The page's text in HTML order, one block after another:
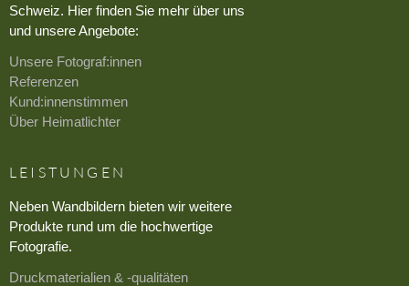
Schweiz. Hier finden Sie mehr über uns
und unsere Angebote:
Unsere Fotograf:innen
Referenzen
Kund:innenstimmen
Über Heimatlichter
LEISTUNGEN
Neben Wandbildern bieten wir weitere
Produkte rund um die hochwertige
Fotografie.
Druckmaterialien & -qualitäten